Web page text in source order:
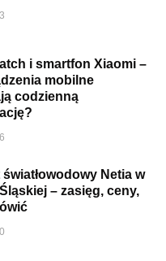
i smartfon Xiaomi –
mobilne
codzienną
światłowodowy Netia w
– zasięg, ceny,